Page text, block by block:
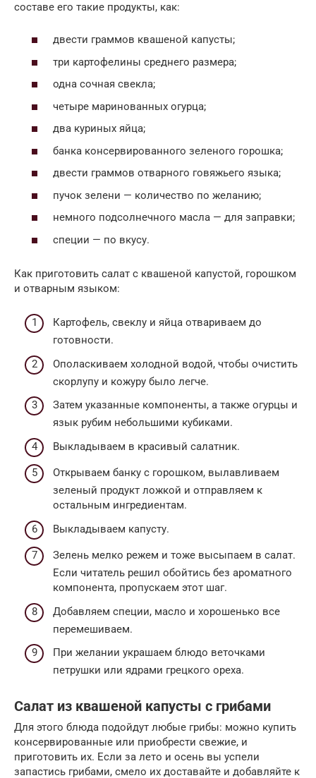
составе его такие продукты, как:
двести граммов квашеной капусты;
три картофелины среднего размера;
одна сочная свекла;
четыре маринованных огурца;
два куриных яйца;
банка консервированного зеленого горошка;
двести граммов отварного говяжьего языка;
пучок зелени — количество по желанию;
немного подсолнечного масла — для заправки;
специи — по вкусу.
Как приготовить салат с квашеной капустой, горошком
и отварным языком:
Картофель, свеклу и яйца отвариваем до
готовности.
Ополаскиваем холодной водой, чтобы очистить
скорлупу и кожуру было легче.
Затем указанные компоненты, а также огурцы и
язык рубим небольшими кубиками.
Выкладываем в красивый салатник.
Открываем банку с горошком, вылавливаем
зеленый продукт ложкой и отправляем к
остальным ингредиентам.
Выкладываем капусту.
Зелень мелко режем и тоже высыпаем в салат.
Если читатель решил обойтись без ароматного
компонента, пропускаем этот шаг.
Добавляем специи, масло и хорошенько все
перемешиваем.
При желании украшаем блюдо веточками
петрушки или ядрами грецкого ореха.
Салат из квашеной капусты с грибами
Для этого блюда подойдут любые грибы: можно купить
консервированные или приобрести свежие, и
приготовить их. Если за лето и осень вы успели
запастись грибами, смело их доставайте и добавляйте к